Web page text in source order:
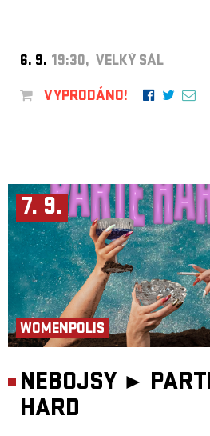
6. 9. 19:30, VELKÝ SÁL
VYPRODÁNO!
7. 9.
WOMENPOLIS
NEBOJSY ►
HARD